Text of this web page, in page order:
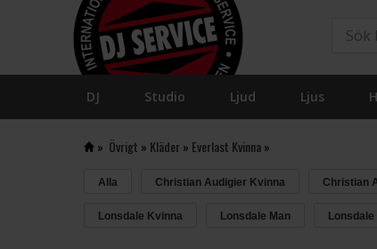
DJ Studio Ljud Ljus
» Övrigt » Kläder» Everlast Kvinna»
Alla Christian Audigier Kvinna Christian
Lonsdale Kvinna Lonsdale Man